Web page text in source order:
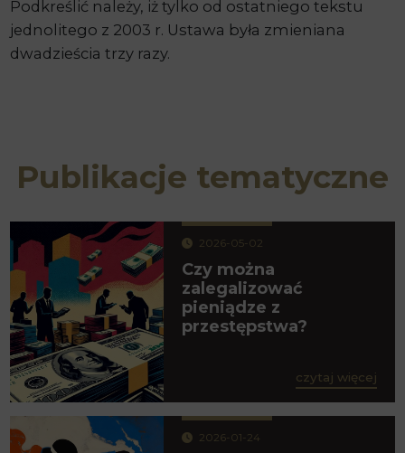
Podkreślić należy, iż tylko od ostatniego tekstu
jednolitego z 2003 r. Ustawa była zmieniana
dwadzieścia trzy razy.
Publikacje tematyczne
2026-05-02
Czy można
zalegalizować
pieniądze z
przestępstwa?
czytaj więcej
2026-01-24